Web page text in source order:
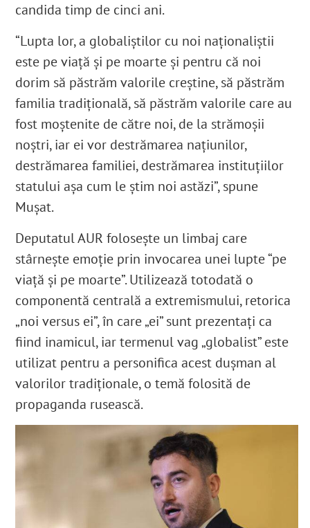
candida timp de cinci ani.
“Lupta lor, a globaliștilor cu noi naționaliștii
este pe viață și pe moarte și pentru că noi
dorim să păstrăm valorile creștine, să păstrăm
familia tradițională, să păstrăm valorile care au
fost moștenite de către noi, de la strămoșii
noștri, iar ei vor destrămarea națiunilor,
destrămarea familiei, destrămarea instituțiilor
statului așa cum le știm noi astăzi”, spune
Mușat.
Deputatul AUR folosește un limbaj care
stârnește emoție prin invocarea unei lupte “pe
viață și pe moarte”. Utilizează totodată o
componentă centrală a extremismului, retorica
„noi versus ei”, în care „ei” sunt prezentați ca
fiind inamicul, iar termenul vag „globalist” este
utilizat pentru a personifica acest dușman al
valorilor tradiționale, o temă folosită de
propaganda rusească.